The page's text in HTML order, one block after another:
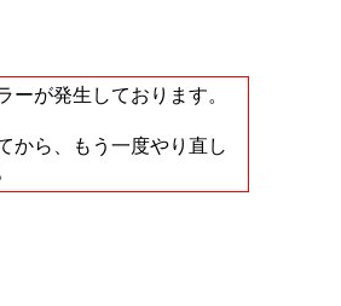
ーが発生しております。
から、もう一度やり直し